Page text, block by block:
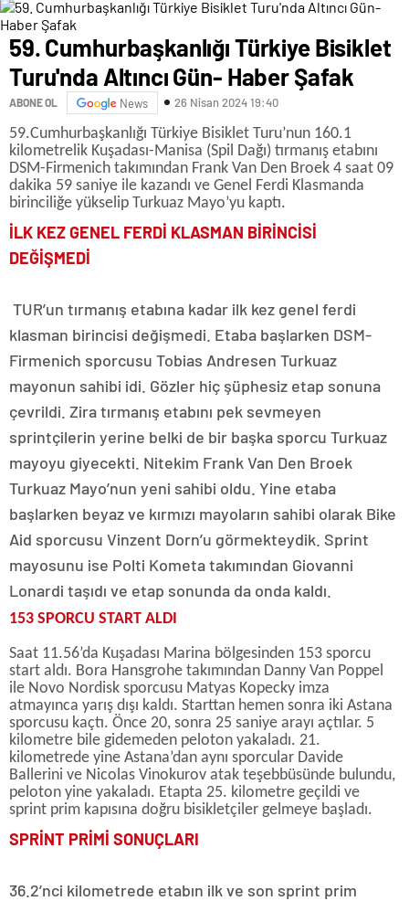
59. Cumhurbaşkanlığı Türkiye Bisiklet
Turu'nda Altıncı Gün- Haber Şafak
ABONE OL News 26 Nisan 2024 19:40
59.Cumhurbaşkanlığı Türkiye Bisiklet Turu’nun 160.1
kilometrelik Kuşadası-Manisa (Spil Dağı) tırmanış etabını
DSM-Firmenich takımından Frank Van Den Broek 4 saat 09
dakika 59 saniye ile kazandı ve Genel Ferdi Klasmanda
birinciliğe yükselip Turkuaz Mayo’yu kaptı.
İLK KEZ GENEL FERDİ KLASMAN BİRİNCİSİ
DEĞİŞMEDİ
TUR’un tırmanış etabına kadar ilk kez genel ferdi
klasman birincisi değişmedi. Etaba başlarken DSM-
Firmenich sporcusu Tobias Andresen Turkuaz
mayonun sahibi idi. Gözler hiç şüphesiz etap sonuna
çevrildi. Zira tırmanış etabını pek sevmeyen
sprintçilerin yerine belki de bir başka sporcu Turkuaz
mayoyu giyecekti. Nitekim Frank Van Den Broek
Turkuaz Mayo’nun yeni sahibi oldu. Yine etaba
başlarken beyaz ve kırmızı mayoların sahibi olarak Bike
Aid sporcusu Vinzent Dorn’u görmekteydik. Sprint
mayosunu ise Polti Kometa takımından Giovanni
Lonardi taşıdı ve etap sonunda da onda kaldı.
153 SPORCU START ALDI
Saat 11.56’da Kuşadası Marina bölgesinden 153 sporcu
start aldı. Bora Hansgrohe takımından Danny Van Poppel
ile Novo Nordisk sporcusu Matyas Kopecky imza
atmayınca yarış dışı kaldı. Starttan hemen sonra iki Astana
sporcusu kaçtı. Önce 20, sonra 25 saniye arayı açtılar. 5
kilometre bile gidemeden peloton yakaladı. 21.
kilometrede yine Astana’dan aynı sporcular Davide
Ballerini ve Nicolas Vinokurov atak teşebbüsünde bulundu,
peloton yine yakaladı. Etapta 25. kilometre geçildi ve
sprint prim kapısına doğru bisikletçiler gelmeye başladı.
SPRİNT PRİMİ SONUÇLARI
36.2’nci kilometrede etabın ilk ve son sprint prim